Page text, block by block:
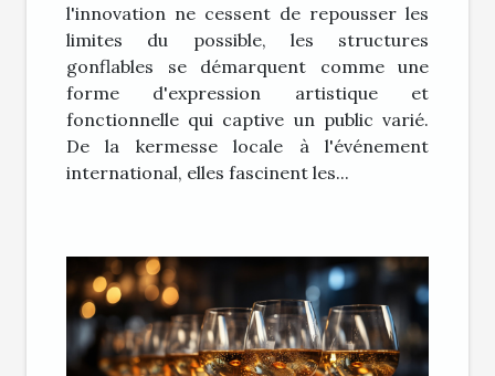
l'innovation ne cessent de repousser les
limites du possible, les structures
gonflables se démarquent comme une
forme d'expression artistique et
fonctionnelle qui captive un public varié.
De la kermesse locale à l'événement
international, elles fascinent les...